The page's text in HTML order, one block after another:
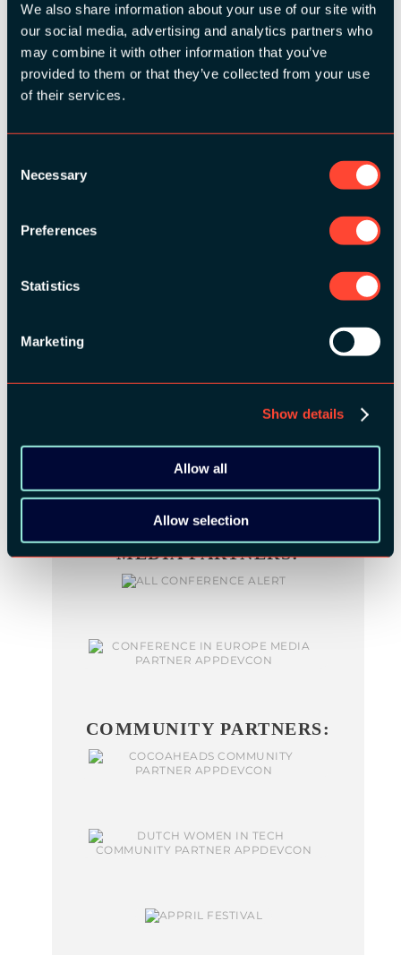
We also share information about your use of our site with
our social media, advertising and analytics partners who
may combine it with other information that you’ve
provided to them or that they’ve collected from your use
of their services.
Selection
Necessary
Preferences
Statistics
Marketing
Show details
Allow all
Allow selection
BRONZE SPONSORS:
MEDIA PARTNERS:
COMMUNITY PARTNERS: